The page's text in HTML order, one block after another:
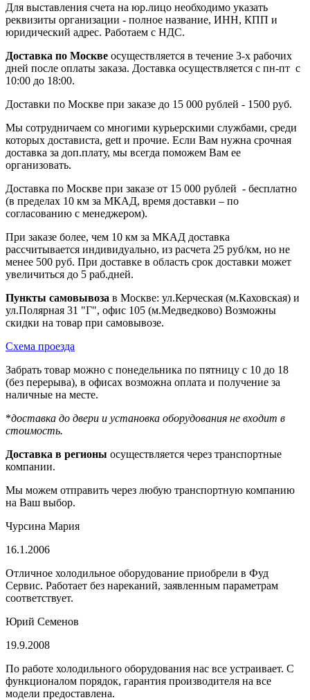
Для выставления счета на юр.лицо необходимо указать
реквизиты организации - полное название, ИНН, КПП и
юридический адрес. Работаем с НДС.
Доставка по Москве осуществляется в течение 3-х рабочих
дней после оплаты заказа. Доставка осуществляется с пн-пт с
10:00 до 18:00.
Доставки по Москве при заказе до 15 000 рублей - 1500 руб.
Мы сотрудничаем со многими курьерскими службами, среди
которых достависта, gett и прочие. Если Вам нужна срочная
доставка за доп.плату, мы всегда поможем Вам ее
организовать.
Доставка по Москве при заказе от 15 000 рублей - бесплатно
(в пределах 10 км за МКАД, время доставки – по
согласованию с менеджером).
При заказе более, чем 10 км за МКАД доставка
рассчитывается индивидуально, из расчета 25 руб/км, но не
менее 500 руб. При доставке в область срок доставки может
увеличиться до 5 раб.дней.
Пункты самовывоза в Москве: ул.Керческая (м.Каховская) и
ул.Полярная 31 "Г", офис 105 (м.Медведково) Возможны
скидки на товар при самовывозе.
Схема проезда
Забрать товар можно с понедельника по пятницу с 10 до 18
(без перерыва), в офисах возможна оплата и получение за
наличные на месте.
*доставка до двери и установка оборудования не входит в
стоимость.
Доставка в регионы осуществляется через транспортные
компании.
Мы можем отправить через любую транспортную компанию
на Ваш выбор.
Чурсина Мария
16.1.2006
Отличное холодильное оборудование приобрели в Фуд
Сервис. Работает без нареканий, заявленным параметрам
соответствует.
Юрий Семенов
19.9.2008
По работе холодильного оборудования нас все устраивает. С
функционалом порядок, гарантия производителя на все
модели предоставлена.